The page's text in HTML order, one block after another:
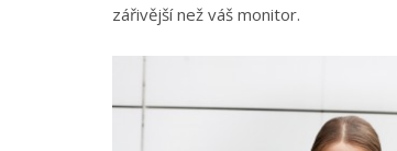
zářivější než váš monitor.